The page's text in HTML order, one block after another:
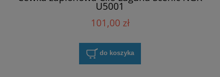
U5001
101,00 zł
do koszyka